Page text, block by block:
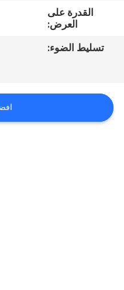
SHOPPING
القدرة على
العرض:
تسليط الضوء: